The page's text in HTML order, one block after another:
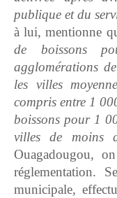
publique et du
à lui, mentionne
de boissons
agglomérations
les villes
compris entre 1
boissons pour 1
villes de moins
Ouagadougou,
réglementation.
municipale,